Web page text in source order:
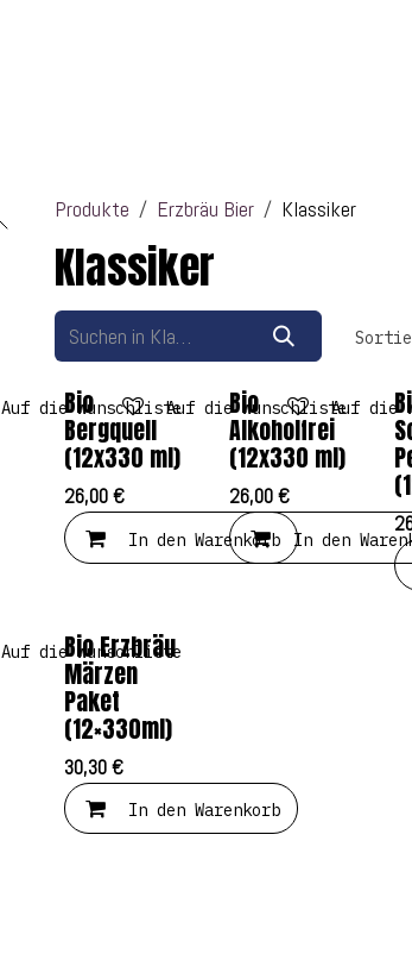
Produkte Erzbräu Bier Klassiker
Klassiker
Bio
Bergquell
(12x330 ml)
26,00€
In den Warenkorb
Auf die Wunschliste Bio
Alkoholfrei
(12x330 ml)
26,00€
In den
Auf die WunschlisteAuf die
Bio Erzbräu
Märzen
Paket
(12×330ml)
30,30€
In den Warenkorb
Auf die Wunschliste